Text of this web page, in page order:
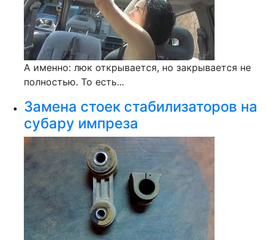
А именно: люк открывается, но закрывается не
полностью. То есть...
Замена стоек стабилизаторов на
субару импреза